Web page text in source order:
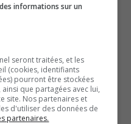
informations sur un
seront traitées, et les
(cookies, identifiants
pourront être stockées
que partagées avec lui,
site. Nos partenaires et
d'utiliser des données de
partenaires.